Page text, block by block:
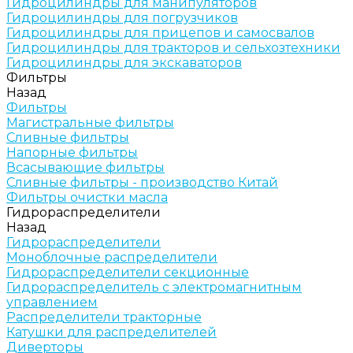
Гидроцилиндры для погрузчиков
Гидроцилиндры для прицепов и самосвалов
Гидроцилиндры для тракторов и сельхозтехники
Гидроцилиндры для экскаваторов
Фильтры
Назад
Фильтры
Магистральные фильтры
Сливные фильтры
Напорные фильтры
Всасывающие фильтры
Сливные фильтры - производство Китай
Фильтры очистки масла
Гидрораспределители
Назад
Гидрораспределители
Моноблочные распределители
Гидрораспределители секционные
Гидрораспределитель с электромагнитным
управлением
Распределители тракторные
Катушки для распределителей
Диверторы